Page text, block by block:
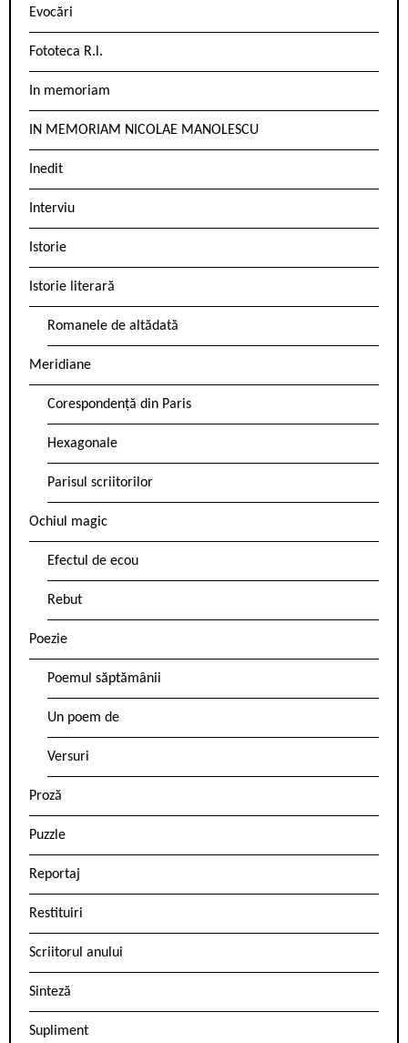
Evocări
Fototeca R.l.
In memoriam
IN MEMORIAM NICOLAE MANOLESCU
Inedit
Interviu
Istorie
Istorie literară
Romanele de altădată
Meridiane
Corespondență din Paris
Hexagonale
Parisul scriitorilor
Ochiul magic
Efectul de ecou
Rebut
Poezie
Poemul săptămânii
Un poem de
Versuri
Proză
Puzzle
Reportaj
Restituiri
Scriitorul anului
Sinteză
Supliment